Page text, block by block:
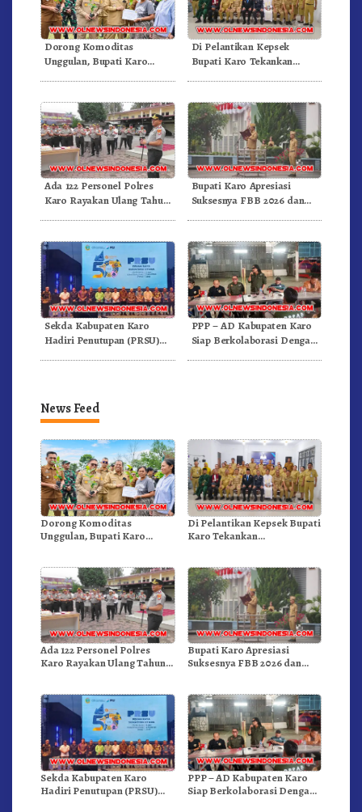
Dorong Komoditas
Unggulan, Bupati Karo
Di Pelantikan Kepsek
Bupati Karo Tekankan
Ada 122 Personel Polres
Karo Rayakan Ulang Tahun
Bupati Karo Apresiasi
Suksesnya FBB 2026 dan
Sekda Kabupaten Karo
Hadiri Penutupan (PRSU)
PPP – AD Kabupaten Karo
Siap Berkolaborasi Dengan
News Feed
Dorong Komoditas
Unggulan, Bupati Karo
Di Pelantikan Kepsek Bupati
Karo Tekankan
Ada 122 Personel Polres
Karo Rayakan Ulang Tahun
Bupati Karo Apresiasi
Suksesnya FBB 2026 dan
Sekda Kabupaten Karo
Hadiri Penutupan (PRSU)
PPP – AD Kabupaten Karo
Siap Berkolaborasi Dengan